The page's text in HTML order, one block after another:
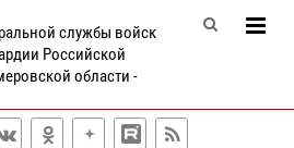
службы войск
Российской
области -